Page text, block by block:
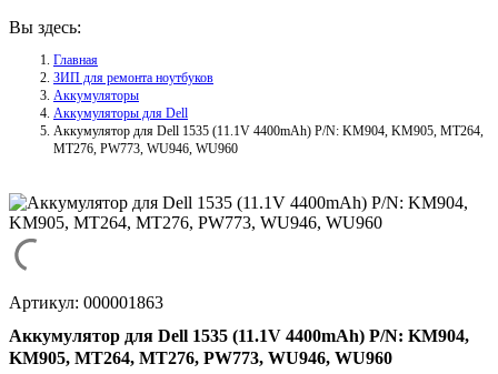
Вы здесь:
Главная
ЗИП для ремонта ноутбуков
Аккумуляторы
Аккумуляторы для Dell
Аккумулятор для Dell 1535 (11.1V 4400mAh) P/N: KM904, KM905, MT264,
MT276, PW773, WU946, WU960
Артикул: 000001863
Аккумулятор для Dell 1535 (11.1V 4400mAh) P/N: KM904,
KM905, MT264, MT276, PW773, WU946, WU960